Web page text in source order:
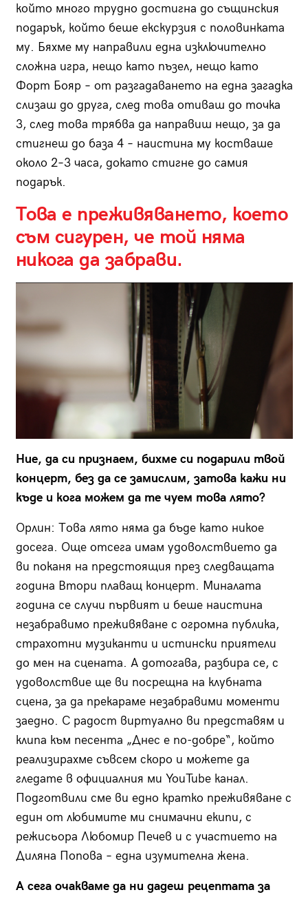
който много трудно достигна до същинския
подарък, който беше екскурзия с половинката
му. Бяхме му направили една изключително
сложна игра, нещо като пъзел, нещо като
Форт Бояр – от разгадаването на една загадка
слизаш до друга, след това отиваш до точка
3, след това трябва да направиш нещо, за да
стигнеш до база 4 – наистина му костваше
около 2–3 часа, докато стигне до самия
подарък.
Това е преживяването, което
съм сигурен, че той няма
никога да забрави.
Ние, да си признаем, бихме си подарили твой
концерт, без да се замислим, затова кажи ни
къде и кога можем да те чуем това лято?
Орлин: Това лято няма да бъде като никое
досега. Още отсега имам удоволствието да
ви поканя на предстоящия през следващата
година Втори плаващ концерт. Миналата
година се случи първият и беше наистина
незабравимо преживяване с огромна публика,
страхотни музиканти и истински приятели
до мен на сцената. А дотогава, разбира се, с
удоволствие ще ви посрещна на клубната
сцена, за да прекараме незабравими моменти
заедно. С радост виртуално ви представям и
клипа към песента „Днес е по-добре“, който
реализирахме съвсем скоро и можете да
гледате в официалния ми YouTube канал.
Подготвили сме ви едно кратко преживяване с
един от любимите ми снимачни екипи, с
режисьора Любомир Печев и с участието на
Диляна Попова – една изумителна жена.
А сега очакваме да ни дадеш рецептата за